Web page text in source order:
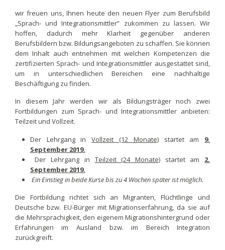
wir freuen uns, Ihnen heute den neuen Flyer zum Berufsbild
„Sprach- und Integrationsmittler“ zukommen zu lassen. Wir
hoffen, dadurch mehr Klarheit gegenüber anderen
Berufsbildern bzw. Bildungsangeboten zu schaffen. Sie können
dem Inhalt auch entnehmen mit welchen Kompetenzen die
zertifizierten Sprach- und Integrationsmittler ausgestattet sind,
um in unterschiedlichen Bereichen eine nachhaltige
Beschäftigung zu finden.
In diesem Jahr werden wir als Bildungsträger noch zwei
Fortbildungen zum Sprach- und Integrationsmittler anbieten:
Teilzeit und Vollzeit.
Der Lehrgang inVollzeit (12 Monate)startet am 9.
September 2019.
Der Lehrgang in Teilzeit (24 Monate) startet am 2.
September 2019.
Ein Einstieg in beide Kurse bis zu 4 Wochen später ist möglich.
Die Fortbildung richtet sich an Migranten, Flüchtlinge und
Deutsche bzw. EU-Bürger mit Migrationserfahrung, da sie auf
die Mehrsprachigkeit, den eigenem Migrationshintergrund oder
Erfahrungen im Ausland bzw. im Bereich Integration
zurückgreift.